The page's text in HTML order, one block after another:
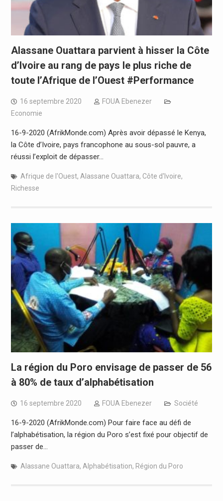
Alassane Ouattara parvient à hisser la Côte
d’Ivoire au rang de pays le plus riche de
toute l’Afrique de l’Ouest #Performance
16 septembre 2020
FOUA Ebenezer
Economie
16-9-2020 (AfrikMonde.com) Après avoir dépassé le Kenya,
la Côte d’Ivoire, pays francophone au sous-sol pauvre, a
réussi l’exploit de dépasser…
Afrique de l'Ouest, Alassane Ouattara, Côte d'Ivoire,
Richesse
La région du Poro envisage de passer de 56
à 80% de taux d’alphabétisation
16 septembre 2020 FOUA Ebenezer Société
16-9-2020 (AfrikMonde.com) Pour faire face au défi de
l’alphabétisation, la région du Poro s’est fixé pour objectif de
passer de…
Alassane Ouattara, Alphabétisation, Région du Poro